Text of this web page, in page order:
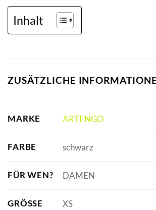
Inhalt
ZUSÄTZLICHE
MARKE ARTENGO
FARBE schwarz
FÜR WEN? DAMEN
GRÖSSE XS